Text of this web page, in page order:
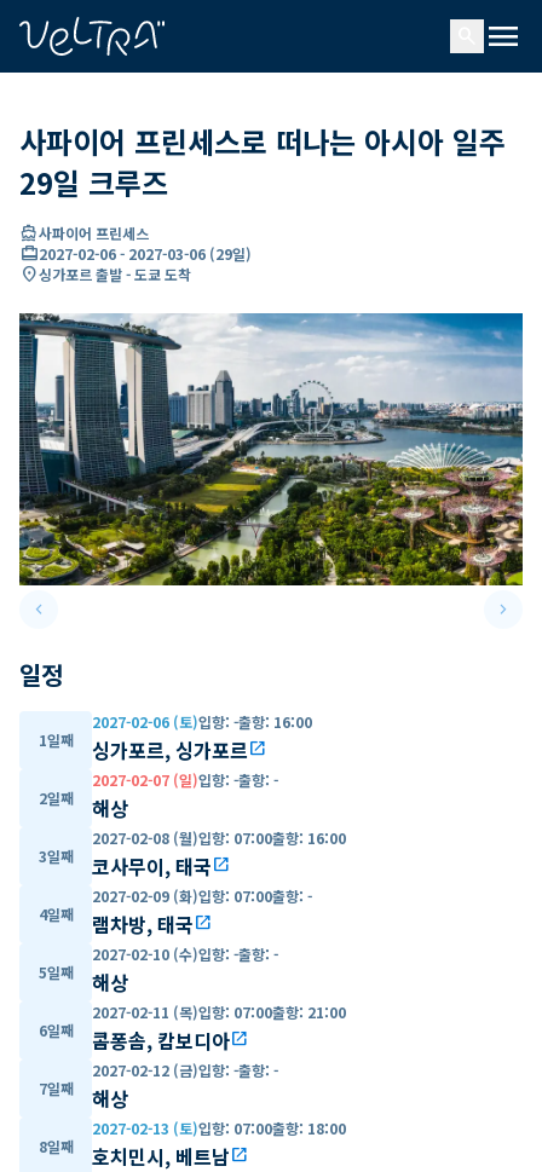
menu
사파이어 프린세스로 떠나는 아시아 일주
29일 크루즈
directions_boat사파이어 프린세스
card_travel2027-02-06- 2027-03-06 (29일)
location_on싱가포르 출발 - 도쿄 도착
keyboard_arrow_leftPrevious slide keyboard_arrow_right
일정
1일째
2027-02-06 (토)입항: -출항: 16:00
싱가포르, 싱가포르open_in_new
2일째
2027-02-07 (일)입항: -출항: -
해상
3일째
2027-02-08 (월)입항: 07:00출항: 16:00
코사무이, 태국open_in_new
4일째
2027-02-09 (화)입항: 07:00출항: -
램차방, 태국open_in_new
5일째
2027-02-10 (수)입항: -출항: -
해상
6일째
2027-02-11 (목)입항: 07:00출항: 21:00
콤퐁솜, 캄보디아open_in_new
7일째
2027-02-12 (금)입항: -출항: -
해상
8일째
2027-02-13 (토)입항: 07:00출항: 18:00
호치민시, 베트남open_in_new